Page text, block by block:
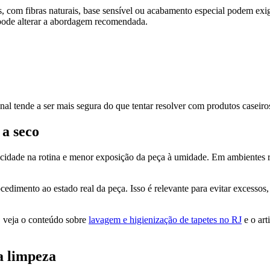
com fibras naturais, base sensível ou acabamento especial podem
alterar a abordagem recomendada.
tende a ser mais segura do que tentar resolver com produtos
seco
na rotina e menor exposição da peça à umidade. Em
ao estado real da peça. Isso é relevante para evitar
veja o conteúdo sobre lavagem e higienização de tapetes no RJ e o
limpeza